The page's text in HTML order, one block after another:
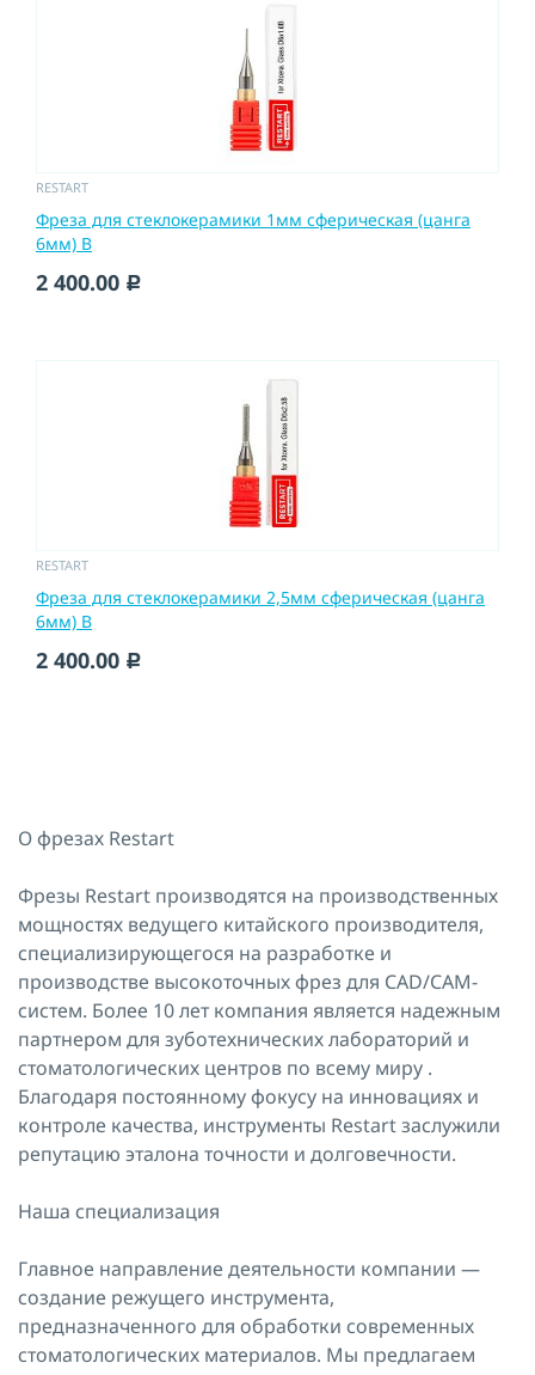
RESTART
Фреза для стеклокерамики 1мм сферическая (цанга
6мм) B
2 400.00 c
RESTART
Фреза для стеклокерамики 2,5мм сферическая (цанга
6мм) B
2 400.00 c
О фрезах Restart
Фрезы Restart производятся на производственных
мощностях ведущего китайского производителя,
специализирующегося на разработке и
производстве высокоточных фрез для CAD/CAM-
систем. Более 10 лет компания является надежным
партнером для зуботехнических лабораторий и
стоматологических центров по всему миру .
Благодаря постоянному фокусу на инновациях и
контроле качества, инструменты Restart заслужили
репутацию эталона точности и долговечности.
Наша специализация
Главное направление деятельности компании —
создание режущего инструмента,
предназначенного для обработки современных
стоматологических материалов. Мы предлагаем